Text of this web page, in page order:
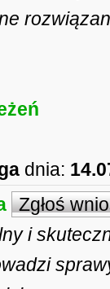
dnia:
Zgłoś
i